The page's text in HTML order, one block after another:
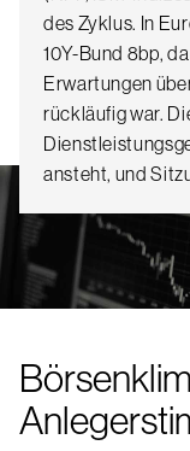
des Zyklus. In
10Y-Bund 8bp,
Erwartungen
rückläufig war.
ansteht, und